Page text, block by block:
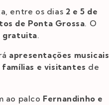
entre os dias 2 e 5 de
de Ponta Grossa. O
gratuita.
apresentações musicais
famílias e visitantes de
ao palco Fernandinho e